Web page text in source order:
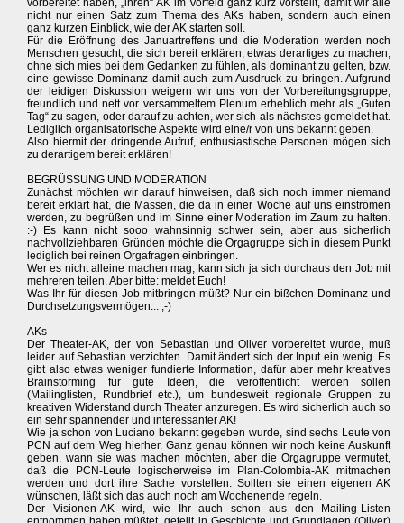
vorbereitet haben, „ihren“ AK im Vorfeld ganz kurz vorstellt, damit wir alle
nicht nur einen Satz zum Thema des AKs haben, sondern auch einen
ganz kurzen Einblick, wie der AK starten soll.
Für die Eröffnung des Januartreffens und die Moderation werden noch
Menschen gesucht, die sich bereit erklären, etwas derartiges zu machen,
ohne sich mies bei dem Gedanken zu fühlen, als dominant zu gelten, bzw.
eine gewisse Dominanz damit auch zum Ausdruck zu bringen. Aufgrund
der leidigen Diskussion weigern wir uns von der Vorbereitungsgruppe,
freundlich und nett vor versammeltem Plenum erheblich mehr als „Guten
Tag“ zu sagen, oder darauf zu achten, wer sich als nächstes gemeldet hat.
Lediglich organisatorische Aspekte wird eine/r von uns bekannt geben.
Also hiermit der dringende Aufruf, enthusiastische Personen mögen sich
zu derartigem bereit erklären!
BEGRÜSSUNG UND MODERATION
Zunächst möchten wir darauf hinweisen, daß sich noch immer niemand
bereit erklärt hat, die Massen, die da in einer Woche auf uns einströmen
werden, zu begrüßen und im Sinne einer Moderation im Zaum zu halten.
:-) Es kann nicht sooo wahnsinnig schwer sein, aber aus sicherlich
nachvollziehbaren Gründen möchte die Orgagruppe sich in diesem Punkt
lediglich bei reinen Orgafragen einbringen.
Wer es nicht alleine machen mag, kann sich ja sich durchaus den Job mit
mehreren teilen. Aber bitte: meldet Euch!
Was Ihr für diesen Job mitbringen müßt? Nur ein bißchen Dominanz und
Durchsetzungsvermögen... ;-)
AKs
Der Theater-AK, der von Sebastian und Oliver vorbereitet wurde, muß
leider auf Sebastian verzichten. Damit ändert sich der Input ein wenig. Es
gibt also etwas weniger fundierte Information, dafür aber mehr kreatives
Brainstorming für gute Ideen, die veröffentlicht werden sollen
(Mailinglisten, Rundbrief etc.), um bundesweit regionale Gruppen zu
kreativen Widerstand durch Theater anzuregen. Es wird sicherlich auch so
ein sehr spannender und interessanter AK!
Wie ja schon von Luciano bekannt gegeben wurde, sind sechs Leute von
PCN auf dem Weg hierher. Ganz genau können wir noch keine Auskunft
geben, wann sie was machen möchten, aber die Orgagruppe vermutet,
daß die PCN-Leute logischerweise im Plan-Colombia-AK mitmachen
werden und dort ihre Sache vorstellen. Sollten sie einen eigenen AK
wünschen, läßt sich das auch noch am Wochenende regeln.
Der Visionen-AK wird, wie Ihr auch schon aus den Mailing-Listen